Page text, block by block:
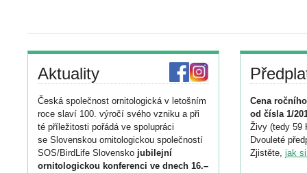
Aktuality
Česká společnost ornitologická v letošním
roce slaví 100. výročí svého vzniku a při
té příležitosti pořádá ve spolupráci
se Slovenskou ornitologickou společností
SOS/BirdLife Slovensko jubilejní
ornitologickou konferenci ve dnech 16.–
Cena
od čísla 1/
Živy (tedy 59
Dvouleté
Zjistěte, jak